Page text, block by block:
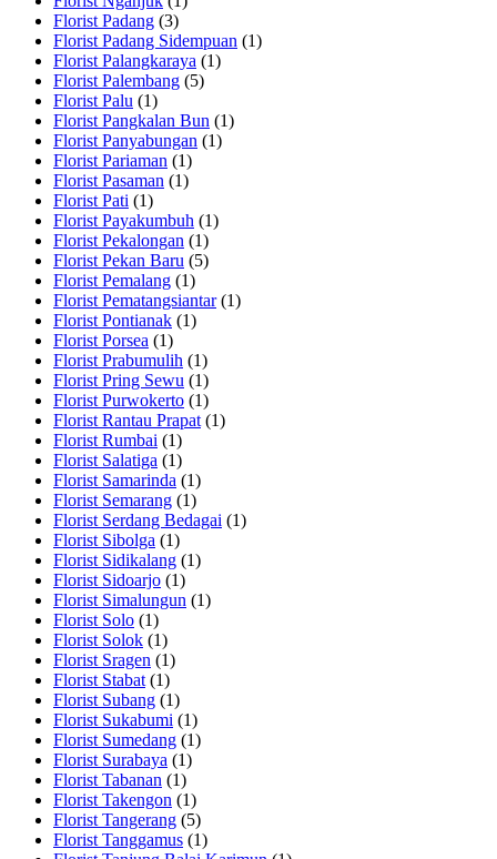
Florist Padang (3)
Florist Padang Sidempuan (1)
Florist Palangkaraya (1)
Florist Palembang (5)
Florist Palu (1)
Florist Pangkalan Bun (1)
Florist Panyabungan (1)
Florist Pariaman (1)
Florist Pasaman (1)
Florist Pati (1)
Florist Payakumbuh (1)
Florist Pekalongan (1)
Florist Pekan Baru (5)
Florist Pemalang (1)
Florist Pematangsiantar(1)
Florist Pontianak (1)
Florist Porsea (1)
Florist Prabumulih (1)
Florist Pring Sewu (1)
Florist Purwokerto (1)
Florist Rantau Prapat (1)
Florist Rumbai (1)
Florist Salatiga (1)
Florist Samarinda (1)
Florist Semarang (1)
Florist Serdang Bedagai (1)
Florist Sibolga (1)
Florist Sidikalang (1)
Florist Sidoarjo (1)
Florist Simalungun (1)
Florist Solo (1)
Florist Solok (1)
Florist Sragen (1)
Florist Stabat (1)
Florist Subang (1)
Florist Sukabumi (1)
Florist Sumedang (1)
Florist Surabaya (1)
Florist Tabanan (1)
Florist Takengon (1)
Florist Tangerang (5)
Florist Tanggamus (1)